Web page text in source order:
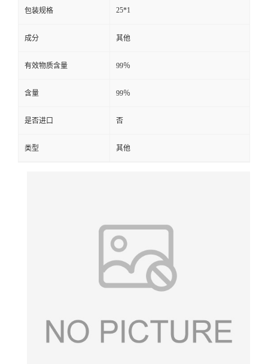
包装规格 25*1
成分 其他
有效物质含量 99％
含量 99％
是否进口 否
类型 其他